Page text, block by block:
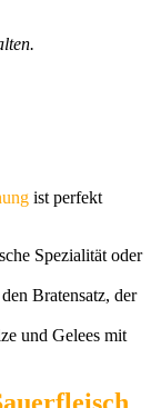
ist perfekt
Spezialität oder
Bratensatz, der
und Gelees mit